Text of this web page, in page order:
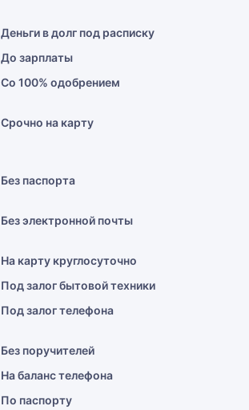
Деньги в долг под расписку
До зарплаты
Со 100% одобрением
Срочно на карту
Без паспорта
Без электронной почты
На карту круглосуточно
Под залог бытовой техники
Под залог телефона
Без поручителей
На баланс телефона
По паспорту